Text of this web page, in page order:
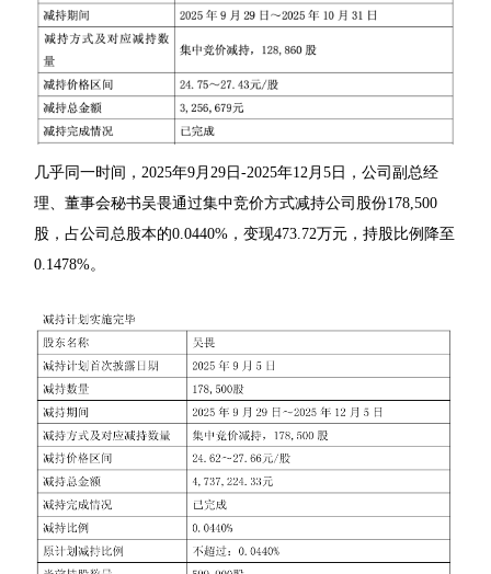
几乎同一时间，2025年9月29日-2025年12月5日，公司副总经
理、董事会秘书吴畏通过集中竞价方式减持公司股份178,500
股，占公司总股本的0.0440%，变现473.72万元，持股比例降至
0.1478%。